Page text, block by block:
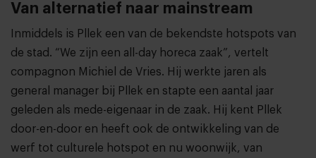
Van alternatief naar mainstream
Inmiddels is Pllek een van de bekendste hotspots van
de stad. “We zijn een all-day horeca zaak”, vertelt
compagnon Michiel de Vries. Hij werkte jaren als
general manager bij Pllek en stapte een aantal jaar
geleden als mede-eigenaar in de zaak. Hij kent Pllek
door-en-door en heeft ook de ontwikkeling van de
werf tot culturele hotspot en nu woonwijk, van